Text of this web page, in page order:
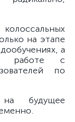
на этапе
а
работе с
по
будущее